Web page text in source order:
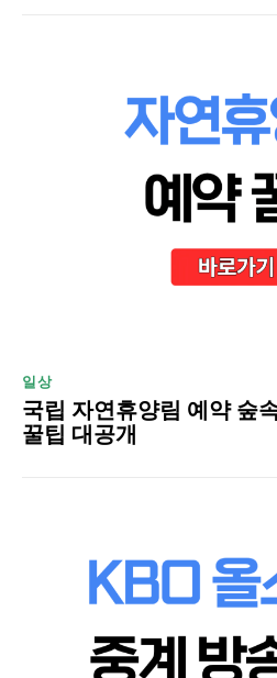
일상
국립 자연휴양림 예약 숲
꿀팁 대공개